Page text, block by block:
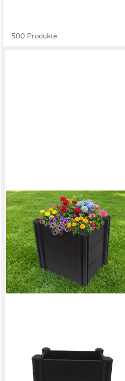
500 Produkte